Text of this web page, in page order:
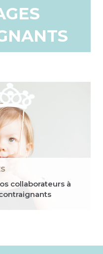
collaborateurs à